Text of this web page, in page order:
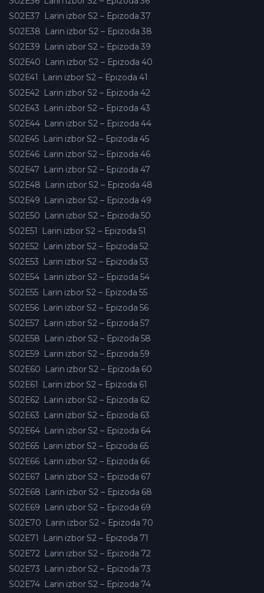
S02E37 Larin izbor S2 – Epizoda 37
S02E38 Larin izbor S2 – Epizoda 38
S02E39 Larin izbor S2 – Epizoda 39
S02E40 Larin izbor S2 – Epizoda 40
S02E41
Larin izbor S2 – Epizoda 41
S02E42 Larin izbor S2 – Epizoda 42
S02E43 Larin izbor S2 – Epizoda 43
S02E44 Larin izbor S2 – Epizoda 44
S02E45 Larin izbor S2 – Epizoda 45
S02E46 Larin izbor S2 – Epizoda 46
S02E47 Larin izbor S2 – Epizoda 47
S02E48 Larin izbor S2 – Epizoda 48
S02E49 Larin izbor S2 – Epizoda 49
S02E50 Larin izbor S2 – Epizoda 50
S02E51
Larin izbor S2 – Epizoda 51
S02E52 Larin izbor S2 – Epizoda 52
S02E53 Larin izbor S2 – Epizoda 53
S02E54 Larin izbor S2 – Epizoda 54
S02E55 Larin izbor S2 – Epizoda 55
S02E56 Larin izbor S2 – Epizoda 56
S02E57 Larin izbor S2 – Epizoda 57
S02E58 Larin izbor S2 – Epizoda 58
S02E59 Larin izbor S2 – Epizoda 59
S02E60 Larin izbor S2 – Epizoda 60
S02E61
Larin izbor S2 – Epizoda 61
S02E62 Larin izbor S2 – Epizoda 62
S02E63 Larin izbor S2 – Epizoda 63
S02E64 Larin izbor S2 – Epizoda 64
S02E65 Larin izbor S2 – Epizoda 65
S02E66 Larin izbor S2 – Epizoda 66
S02E67 Larin izbor S2 – Epizoda 67
S02E68 Larin izbor S2 – Epizoda 68
S02E69 Larin izbor S2 – Epizoda 69
S02E70 Larin izbor S2 – Epizoda 70
S02E71
Larin izbor S2 – Epizoda 71
S02E72 Larin izbor S2 – Epizoda 72
S02E73 Larin izbor S2 – Epizoda 73
S02E74 Larin izbor S2 – Epizoda 74